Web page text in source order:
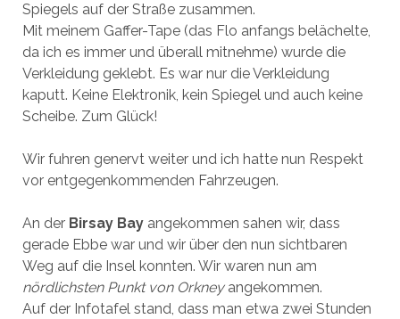
Spiegels auf der Straße zusammen.
Mit meinem Gaffer-Tape (das Flo anfangs belächelte,
da ich es immer und überall mitnehme) wurde die
Verkleidung geklebt. Es war nur die Verkleidung
kaputt. Keine Elektronik, kein Spiegel und auch keine
Scheibe. Zum Glück!
Wir fuhren genervt weiter und ich hatte nun Respekt
vor entgegenkommenden Fahrzeugen.
An der Birsay Bayangekommen sahen wir, dass
gerade Ebbe war und wir über den nun sichtbaren
Weg auf die Insel konnten. Wir waren nun am
nördlichsten Punkt von Orkneyangekommen.
Auf der Infotafel stand, dass man etwa zwei Stunden